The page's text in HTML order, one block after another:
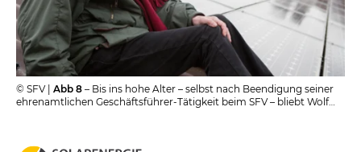
© SFV | Abb 8 – Bis ins hohe Alter – selbst nach Beendigung seiner
ehrenamtlichen Geschäftsführer-Tätigkeit beim SFV – bliebt Wolf